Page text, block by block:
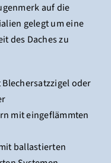
auf die
gelegt um eine
des Daches zu
oder
mit eingeflämmten
ballastierten